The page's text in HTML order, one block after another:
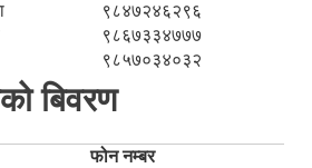
९८४७२४६२९६
९८६७३३४७७७
९८५७०३४०३२
बिवरण
फोन नम्बर